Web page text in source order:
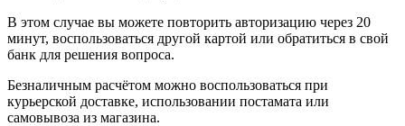
В этом случае вы можете повторить авторизацию через 20
минут, воспользоваться другой картой или обратиться в свой
банк для решения вопроса.
Безналичным расчётом можно воспользоваться при
курьерской доставке, использовании постамата или
самовывоза из магазина.